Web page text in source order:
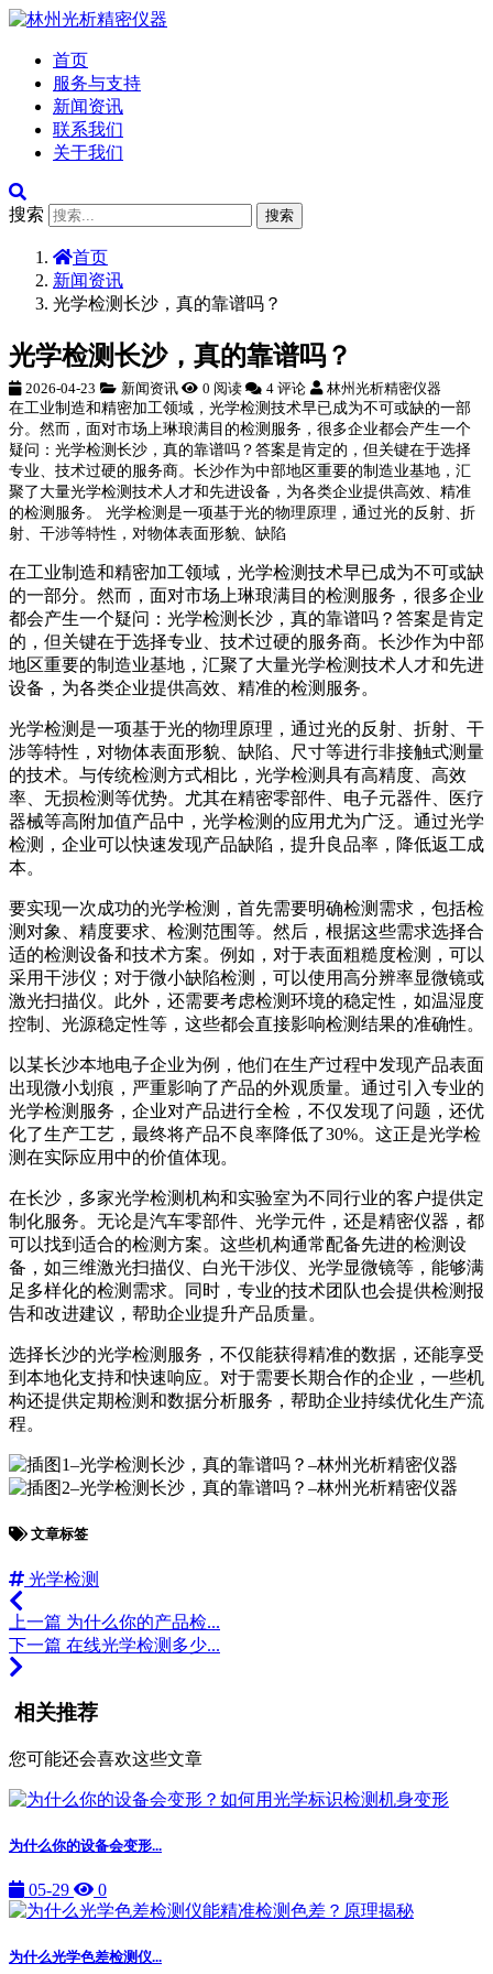
首页
服务与支持
新闻资讯
联系我们
关于我们
搜索 搜索
首页
新闻资讯
光学检测长沙，真的靠谱吗？
光学检测长沙，真的靠谱吗？
2026-04-23 新闻资讯 0 阅读 4 评论 林州光析精密仪器
在工业制造和精密加工领域，光学检测技术早已成为不可或缺的一部
分。然而，面对市场上琳琅满目的检测服务，很多企业都会产生一个
疑问：光学检测长沙，真的靠谱吗？答案是肯定的，但关键在于选择
专业、技术过硬的服务商。长沙作为中部地区重要的制造业基地，汇
聚了大量光学检测技术人才和先进设备，为各类企业提供高效、精准
的检测服务。 光学检测是一项基于光的物理原理，通过光的反射、折
射、干涉等特性，对物体表面形貌、缺陷
在工业制造和精密加工领域，光学检测技术早已成为不可或缺
的一部分。然而，面对市场上琳琅满目的检测服务，很多企业
都会产生一个疑问：光学检测长沙，真的靠谱吗？答案是肯定
的，但关键在于选择专业、技术过硬的服务商。长沙作为中部
地区重要的制造业基地，汇聚了大量光学检测技术人才和先进
设备，为各类企业提供高效、精准的检测服务。
光学检测是一项基于光的物理原理，通过光的反射、折射、干
涉等特性，对物体表面形貌、缺陷、尺寸等进行非接触式测量
的技术。与传统检测方式相比，光学检测具有高精度、高效
率、无损检测等优势。尤其在精密零部件、电子元器件、医疗
器械等高附加值产品中，光学检测的应用尤为广泛。通过光学
检测，企业可以快速发现产品缺陷，提升良品率，降低返工成
本。
要实现一次成功的光学检测，首先需要明确检测需求，包括检
测对象、精度要求、检测范围等。然后，根据这些需求选择合
适的检测设备和技术方案。例如，对于表面粗糙度检测，可以
采用干涉仪；对于微小缺陷检测，可以使用高分辨率显微镜或
激光扫描仪。此外，还需要考虑检测环境的稳定性，如温湿度
控制、光源稳定性等，这些都会直接影响检测结果的准确性。
以某长沙本地电子企业为例，他们在生产过程中发现产品表面
出现微小划痕，严重影响了产品的外观质量。通过引入专业的
光学检测服务，企业对产品进行全检，不仅发现了问题，还优
化了生产工艺，最终将产品不良率降低了30%。这正是光学检
测在实际应用中的价值体现。
在长沙，多家光学检测机构和实验室为不同行业的客户提供定
制化服务。无论是汽车零部件、光学元件，还是精密仪器，都
可以找到适合的检测方案。这些机构通常配备先进的检测设
备，如三维激光扫描仪、白光干涉仪、光学显微镜等，能够满
足多样化的检测需求。同时，专业的技术团队也会提供检测报
告和改进建议，帮助企业提升产品质量。
选择长沙的光学检测服务，不仅能获得精准的数据，还能享受
到本地化支持和快速响应。对于需要长期合作的企业，一些机
构还提供定期检测和数据分析服务，帮助企业持续优化生产流
程。
文章标签
光学检测
上一篇 为什么你的产品检...
下一篇 在线光学检测多少...
相关推荐
您可能还会喜欢这些文章
为什么你的设备会变形...
05-29 0
为什么光学色差检测仪...